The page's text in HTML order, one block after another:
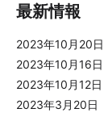
最新情報
2023年10月20
2023年10月16
2023年10月12
2023年3月20日